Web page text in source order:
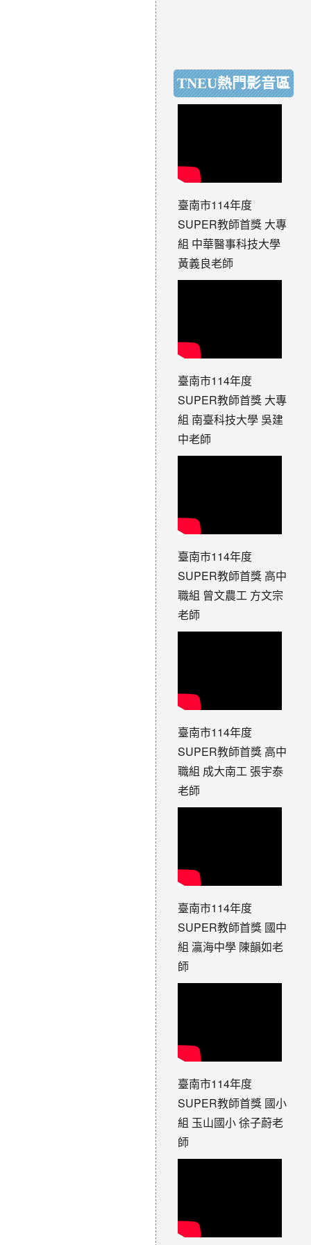
TNEU熱門影音區
臺南市114年度
SUPER教師首獎 大專
組 中華醫事科技大學
黃義良老師
臺南市114年度
SUPER教師首獎 大專
組 南臺科技大學 吳建
中老師
臺南市114年度
SUPER教師首獎 高中
職組 曾文農工 方文宗
老師
臺南市114年度
SUPER教師首獎 高中
職組 成大南工 張宇泰
老師
臺南市114年度
SUPER教師首獎 國中
組 瀛海中學 陳韻如老
師
臺南市114年度
SUPER教師首獎 國小
組 玉山國小 徐子蔚老
師